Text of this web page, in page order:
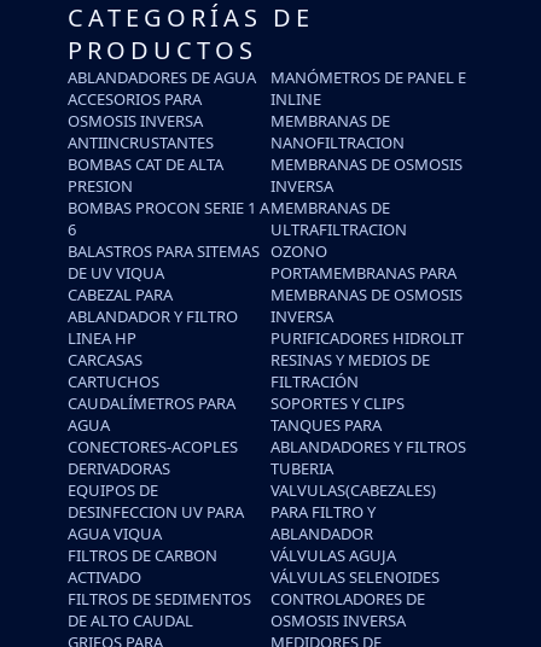
CATEGORÍAS DE
PRODUCTOS
ABLANDADORES DE AGUA
ACCESORIOS PARA
OSMOSIS INVERSA
ANTIINCRUSTANTES
BOMBAS CAT DE ALTA
PRESION
BOMBAS PROCON SERIE 1 A
6
BALASTROS PARA SITEMAS
DE UV VIQUA
CABEZAL PARA
ABLANDADOR Y FILTRO
LINEA HP
CARCASAS
CARTUCHOS
CAUDALÍMETROS PARA
AGUA
CONECTORES-ACOPLES
DERIVADORAS
EQUIPOS DE
DESINFECCION UV PARA
AGUA VIQUA
FILTROS DE CARBON
ACTIVADO
FILTROS DE SEDIMENTOS
DE ALTO CAUDAL
GRIFOS PARA
MANÓMETROS DE PANEL E
INLINE
MEMBRANAS DE
NANOFILTRACION
MEMBRANAS DE OSMOSIS
INVERSA
MEMBRANAS DE
ULTRAFILTRACION
OZONO
PORTAMEMBRANAS PARA
MEMBRANAS DE OSMOSIS
INVERSA
PURIFICADORES HIDROLIT
RESINAS Y MEDIOS DE
FILTRACIÓN
SOPORTES Y CLIPS
TANQUES PARA
ABLANDADORES Y FILTROS
TUBERIA
VALVULAS(CABEZALES)
PARA FILTRO Y
ABLANDADOR
VÁLVULAS AGUJA
VÁLVULAS SELENOIDES
CONTROLADORES DE
OSMOSIS INVERSA
MEDIDORES DE